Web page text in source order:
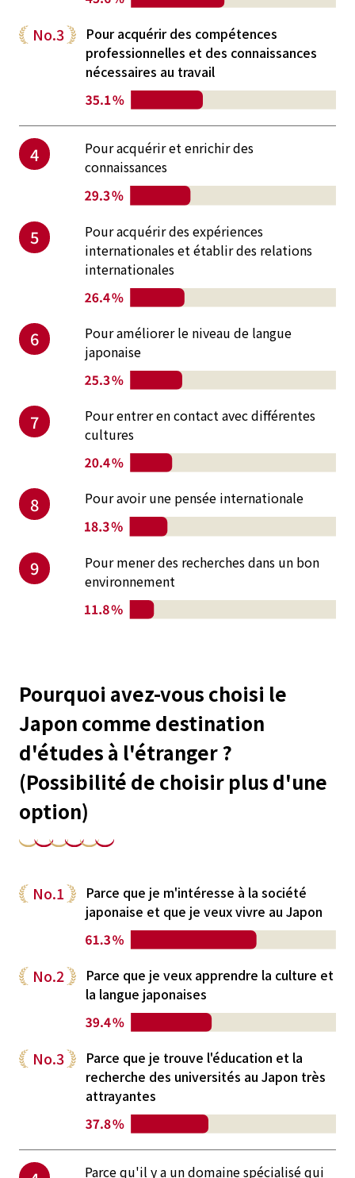
No.3
Pour acquérir des compétences
professionnelles et des connaissances
nécessaires au travail
4
Pour acquérir et enrichir des
connaissances
5
Pour acquérir des expériences
internationales et établir des relations
internationales
6
Pour améliorer le niveau de langue
japonaise
7
Pour entrer en contact avec différentes
cultures
8 Pour avoir une pensée internationale
9
Pour mener des recherches dans un bon
environnement
Pourquoi avez-vous choisi le
Japon comme destination
d'études à l'étranger ?
(Possibilité de choisir plus d'une
option)
No.1
Parce que je m'intéresse à la société
japonaise et que je veux vivre au Japon
No.2
Parce que je veux apprendre la culture et
la langue japonaises
No.3
Parce que je trouve l'éducation et la
recherche des universités au Japon très
attrayantes
Parce qu'il y a un domaine spécialisé qui